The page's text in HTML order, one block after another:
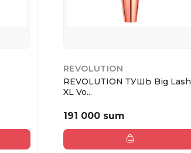
REVOLUTION
REVOLUTION ТУШЬ Big Lash
XL Vo...
191 000 sum